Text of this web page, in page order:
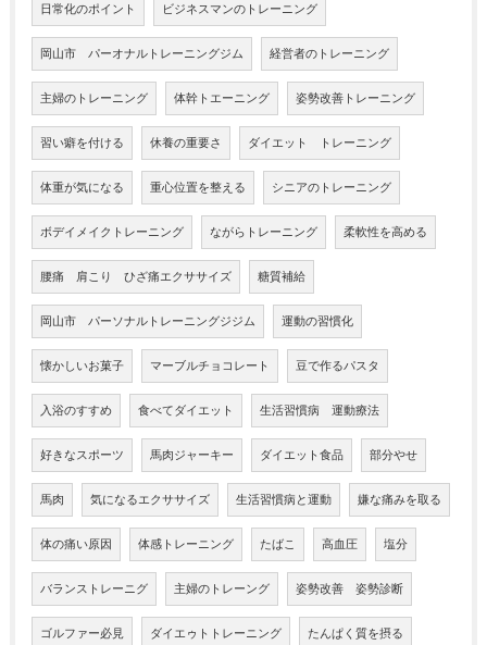
日常化のポイント ビジネスマンのトレーニング
岡山市 パーオナルトレーニングジム 経営者のトレーニング
主婦のトレーニング 体幹トエーニング 姿勢改善トレーニング
習い癖を付ける 休養の重要さ ダイエット トレーニング
体重が気になる 重心位置を整える シニアのトレーニング
ボデイメイクトレーニング ながらトレーニング 柔軟性を高める
腰痛 肩こり ひざ痛エクササイズ 糖質補給
岡山市 パーソナルトレーニングジジム 運動の習慣化
懐かしいお菓子 マーブルチョコレート 豆で作るパスタ
入浴のすすめ 食べてダイエット 生活習慣病 運動療法
好きなスポーツ 馬肉ジャーキー ダイエット食品 部分やせ
馬肉 気になるエクササイズ 生活習慣病と運動 嫌な痛みを取る
体の痛い原因 体感トレーニング たばこ 高血圧 塩分
バランストレーニグ 主婦のトレーング 姿勢改善 姿勢診断
ゴルファー必見 ダイエゥトトレーニング たんぱく質を摂る